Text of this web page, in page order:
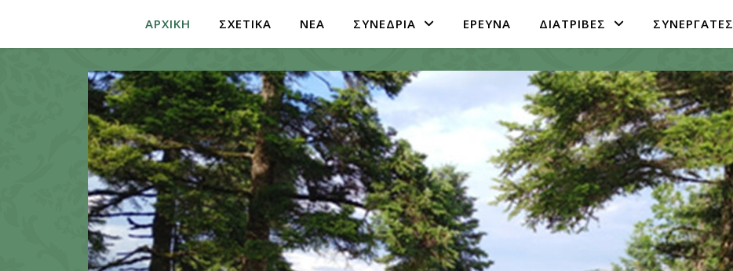
ΑΡΧΙΚΗ ΣΧΕΤΙΚΑ ΝΕΑ ΣΥΝΕΔΡΙΑ ΕΡΕΥΝΑ ΔΙΑΤΡΙΒΕΣ ΣΥΝΕΡΓΑΤΕΣ